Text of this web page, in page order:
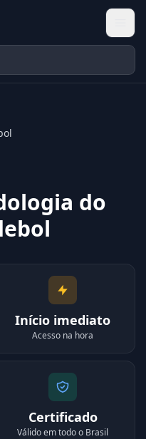
do
Início imediato
Acesso na hora
Certificado
Válido em todo o Brasil